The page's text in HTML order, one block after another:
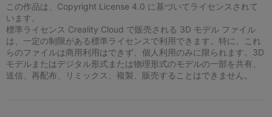
この作品は、Copyright License 4.0 に基づいてライセンスされて
います。
標準ライセンス Creality Cloud で販売される 3D モデル ファイル
は、一定の制限がある標準ライセンスで利用できます。特に、これ
らのファイルは商用利用はできず、個人利用のみに限られます。3D
モデルまたはデジタル形式または物理形式のモデルの一部を共有、
送信、再配布、リミックス、複製、販売することはできません。